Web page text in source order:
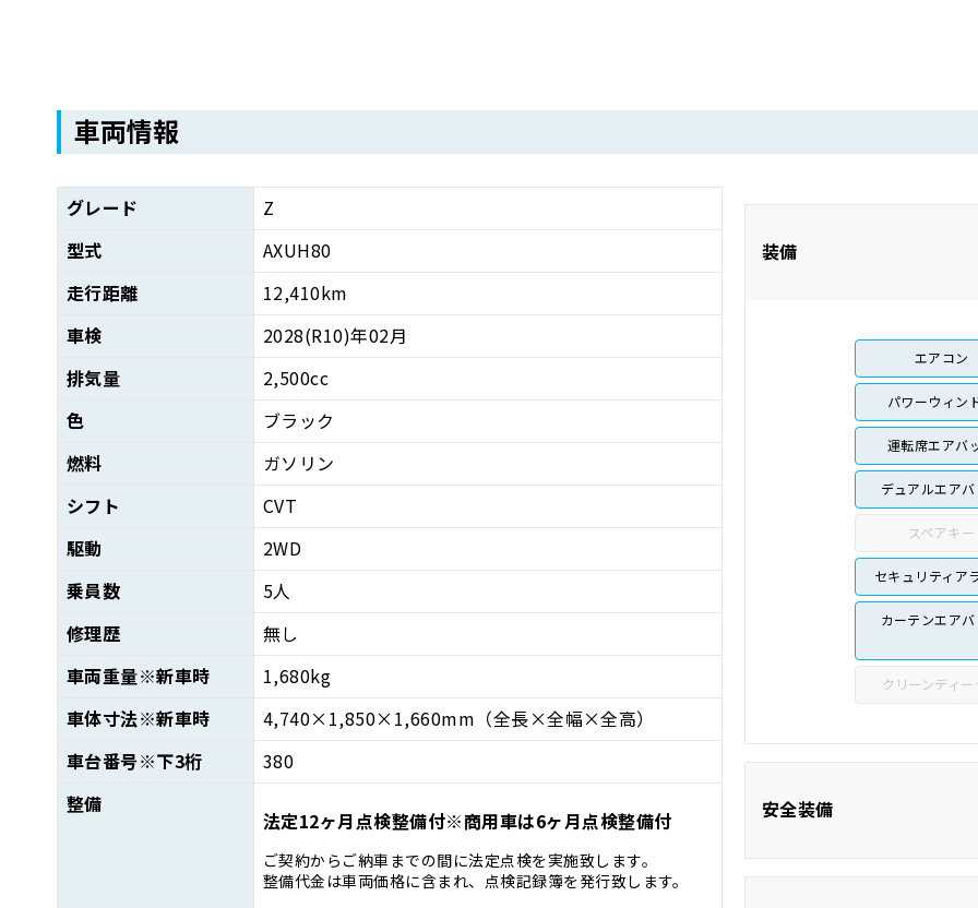
車両情報
グレード
Z
型式
AXUH80
走行距離
12,410km
車検
2028(R10)年02月
排気量
2,500cc
色
ブラック
燃料
ガソリン
シフト
CVT
駆動
2WD
乗員数
5人
修理歴
無し
車両重量※新車時
1,680kg
車体寸法※新車時 4,740×1,850×1,660mm （全長×全幅×全高）
車台番号※下3桁
380
整備
法定12ヶ月点検整備付※商用車は6ヶ月点検整備付
ご契約からご納車までの間に法定点検を実施致します。
整備代金は車両価格に含まれ、点検記録簿を発行致します。
装備
エアコン
パワーウィン
運転席エアバ
デュアルエア
スペアキー
セキュリティア
カーテンエア
クリーンディー
安全装備